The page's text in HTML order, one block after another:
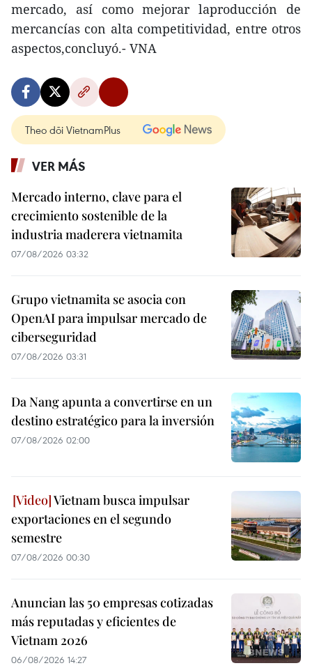
mercado, así como mejorar laproducción de
mercancías con alta competitividad, entre otros
aspectos,concluyó.- VNA
Theo dõi VietnamPlus
VER MÁS
Mercado interno, clave para el
crecimiento sostenible de la
industria maderera vietnamita
07/08/2026 03:32
Grupo vietnamita se asocia con
OpenAI para impulsar mercado de
ciberseguridad
07/08/2026 03:31
Da Nang apunta a convertirse en un
destino estratégico para la inversión
07/08/2026 02:00
Vietnam busca impulsar
exportaciones en el segundo
semestre
07/08/2026 00:30
Anuncian las 50 empresas cotizadas
más reputadas y eficientes de
Vietnam 2026
06/08/2026 14:27